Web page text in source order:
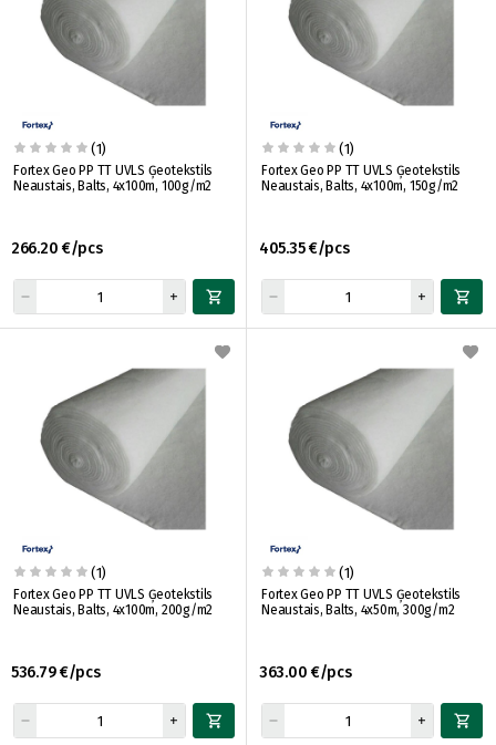
(1)
Fortex Geo PP TT UVLS Ģeotekstils
Neaustais, Balts, 4x100m, 100g/m2
266.20 €/pcs
(1)
Fortex Geo PP TT UVLS Ģeotekstils
Neaustais, Balts, 4x100m, 150g/m2
405.35 €/pcs
(1)
Fortex Geo PP TT UVLS Ģeotekstils
Neaustais, Balts, 4x100m, 200g/m2
536.79 €/pcs
(1)
Fortex Geo PP TT UVLS Ģeotekstils
Neaustais, Balts, 4x50m, 300g/m2
363.00 €/pcs